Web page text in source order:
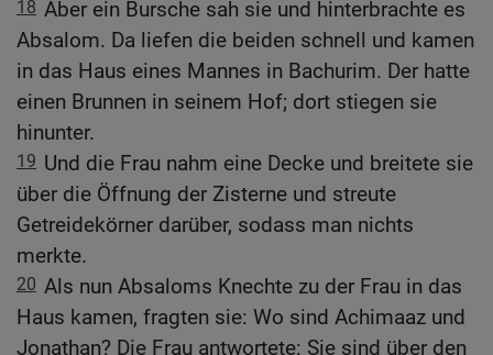
18 Aber ein Bursche sah sie und hinterbrachte es
Absalom. Da liefen die beiden schnell und kamen
in das Haus eines Mannes in Bachurim. Der hatte
einen Brunnen in seinem Hof; dort stiegen sie
hinunter.
19 Und die Frau nahm eine Decke und breitete sie
über die Öffnung der Zisterne und streute
Getreidekörner darüber, sodass man nichts
merkte.
20 Als nun Absaloms Knechte zu der Frau in das
Haus kamen, fragten sie: Wo sind Achimaaz und
Jonathan? Die Frau antwortete: Sie sind über den